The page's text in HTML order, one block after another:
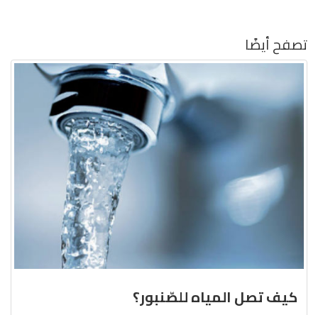
تصفح أيضًا
كيف تصل المياه للصّنبور؟